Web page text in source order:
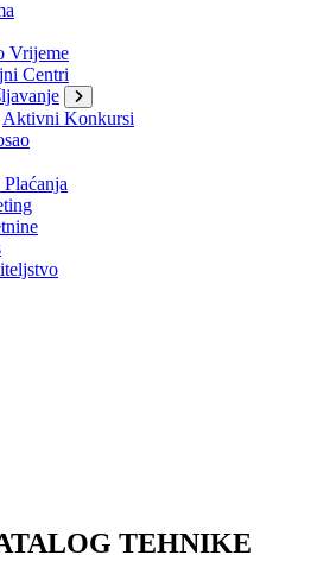
Vrijeme
Centri
Aktivni Konkursi
TEHNIKE